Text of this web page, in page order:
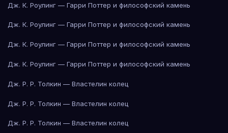
Дж. К. Роулинг — Гарри Поттер и философский камень
Дж. К. Роулинг — Гарри Поттер и философский камень
Дж. К. Роулинг — Гарри Поттер и философский камень
Дж. К. Роулинг — Гарри Поттер и философский камень
Дж. Р. Р. Толкин — Властелин колец
Дж. Р. Р. Толкин — Властелин колец
Дж. Р. Р. Толкин — Властелин колец